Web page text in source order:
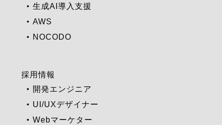
生成AI導入支援
AWS
NOCODO
採用情報
開発エンジニア
UI/UXデザイナー
Webマーケター